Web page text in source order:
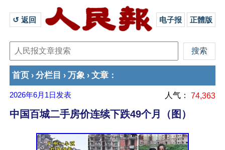
↺ 返回 电子报 正體版
首页 › 分栏目 › 万象 › 文章 ：
2026年6月1日 发表 人气： 74,363
中国百城二手房价连续下跌49个月（图）